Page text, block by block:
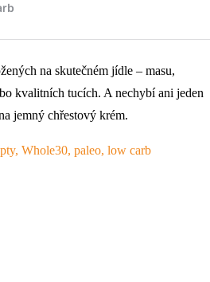
na skutečném jídle – masu,
kvalitních tucích. A nechybí ani jeden
jemný chřestový krém.